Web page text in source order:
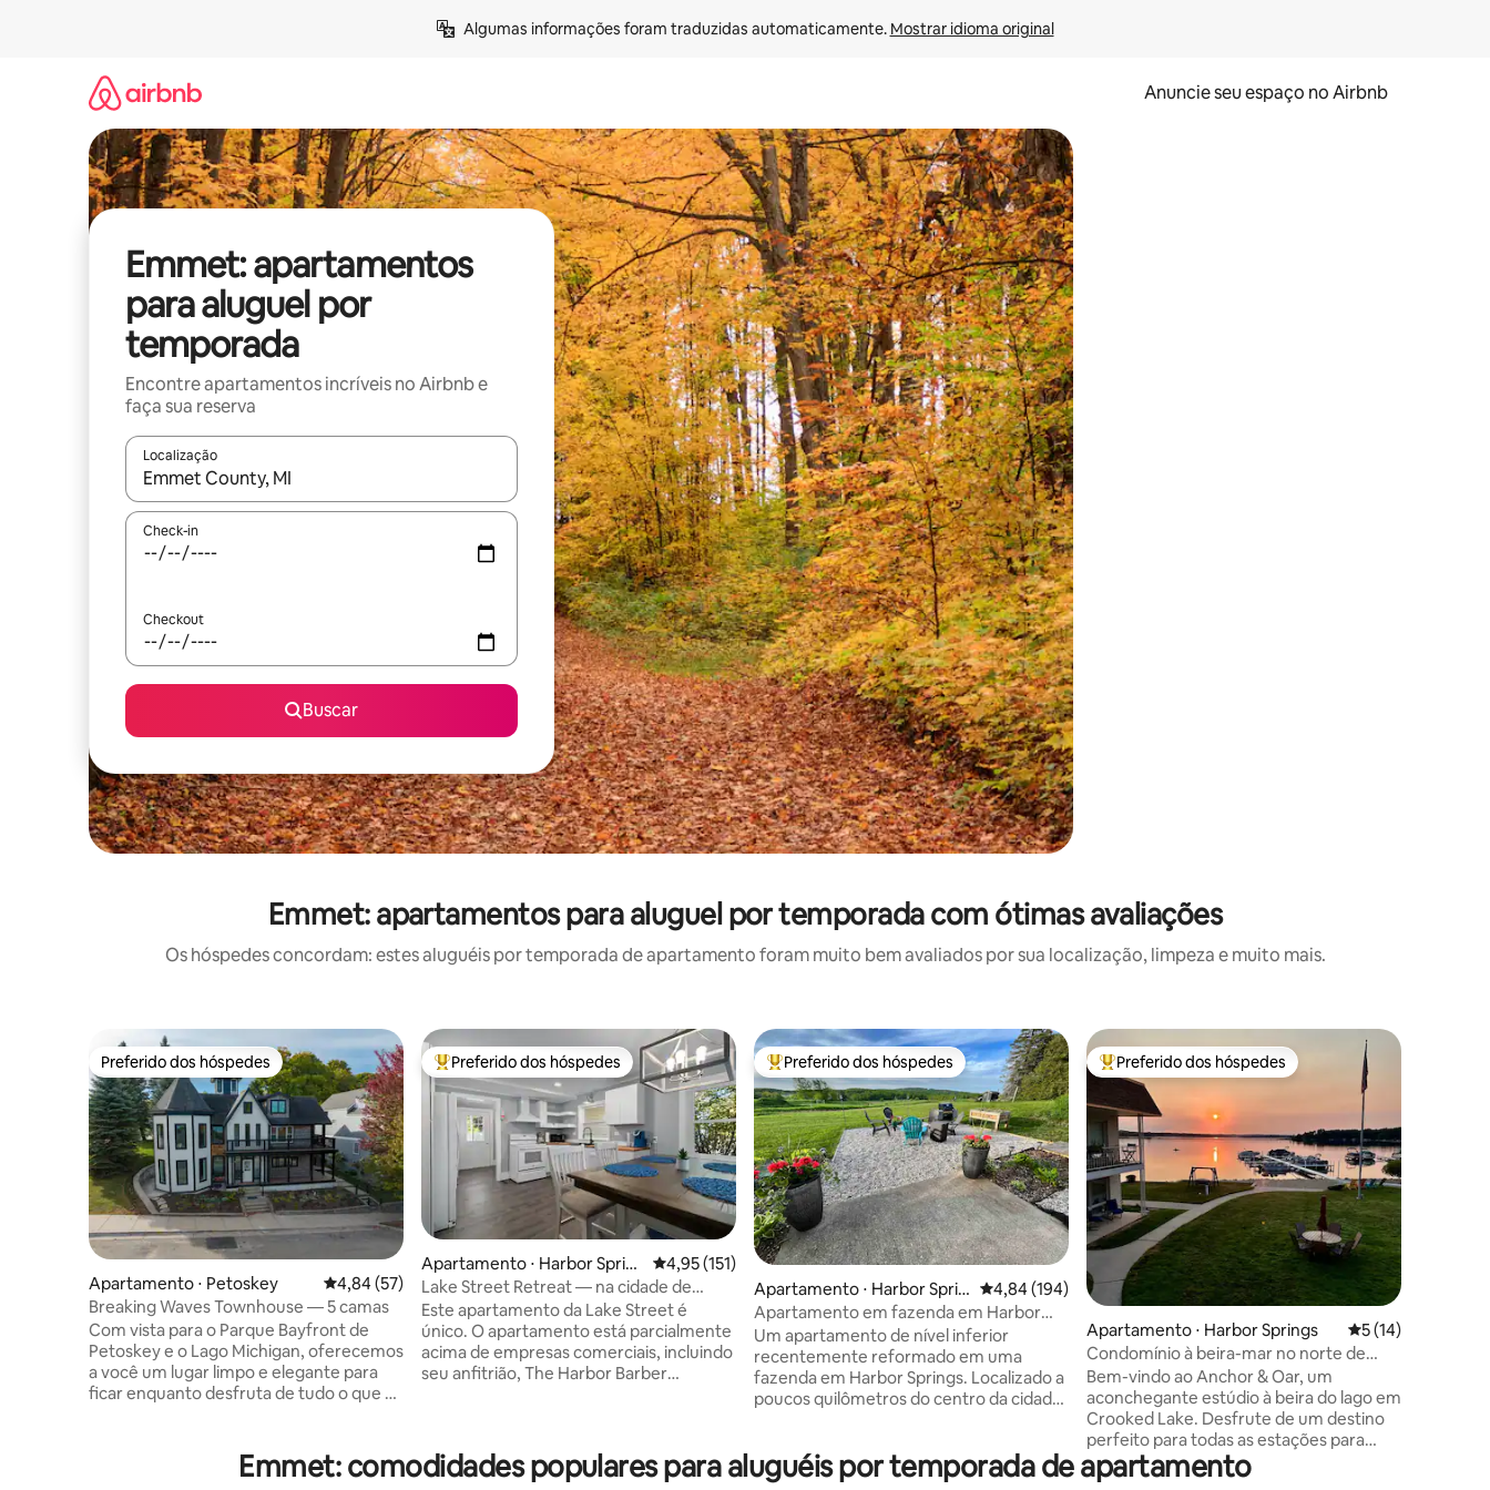
Algumas informações foram traduzidas automaticamente. Mostrar idioma original
Anuncie seu espaço no Airbnb
Emmet: apartamentos
para aluguel por
temporada
Encontre apartamentos incríveis no Airbnb e
faça sua reserva
Localização
Quando os resultados estiverem disponíveis, explore-os usando as seta para cima e para baixo do teclado ou tocando e deslizando o dedo na tela.
Check-in
Checkout
Buscar
Emmet: apartamentos para aluguel por temporada com ótimas avaliações
Os hóspedes concordam: estes aluguéis por temporada de apartamento foram muito bem avaliados por sua localização, limpeza e muito mais.
Preferido dos hóspedes
Preferido dos hóspedes
Apartamento ⋅ Petoskey 4,84 de uma avaliação média de 5, 57 avaliações
4,84 (57)
Breaking Waves Townhouse — 5 camas
Com vista para o Parque Bayfront de
Petoskey e o Lago Michigan, oferecemos
a você um lugar limpo e elegante para
ficar enquanto desfruta de tudo o que o
comodidades convenientes, uma
cozinha totalmente abastecida, mas o
Entre os melhores preferidos dos hóspedes
Preferido dos hóspedes
Apartamento ⋅ Harbor Sprin
gs
4,95 de uma avaliação média de 5, 151 avaliações
4,95 (151)
Lake Street Retreat — na cidade de
Harbor Springs
Este apartamento da Lake Street é
único. O apartamento está parcialmente
acima de empresas comerciais, incluindo
seu anfitrião, The Harbor Barber
em 2021. A propriedade fica a uma curta
caminhada/passeio de bicicleta da
Entre os melhores preferidos dos hóspedes
Preferido dos hóspedes
Apartamento ⋅ Harbor Sprin
gs
4,84 de uma avaliação média de 5, 194 avaliações
4,84 (194)
Apartamento em fazenda em Harbor
Springs
Um apartamento de nível inferior
recentemente reformado em uma
fazenda em Harbor Springs. Localizado a
poucos quilômetros do centro da cidade,
caminhadas, esta é a base perfeita para
qualquer aventura. Desfrute de vistas
Entre os melhores preferidos dos hóspedes
Preferido dos hóspedes
Apartamento ⋅ Harbor Springs 5 de uma
5 (14)
Condomínio à beira-mar no norte de
Michigan com doca para barco
Bem-vindo ao Anchor & Oar, um
aconchegante estúdio à beira do lago em
Crooked Lake. Desfrute de um destino
perfeito para todas as estações para
passeios de cores de outono, perto de
trilhas de esqui e snowmobile, e seu
Emmet: comodidades populares para aluguéis por temporada de apartamento